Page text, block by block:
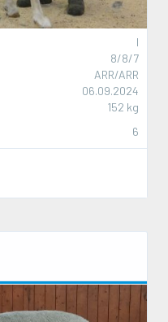
I
8/8/7
ARR/ARR
06.09.2024
152 kg
6